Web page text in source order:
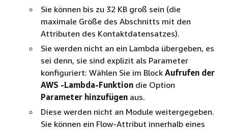
Sie können bis zu 32 KB groß sein (die
maximale Größe des Abschnitts mit den
Attributen des Kontaktdatensatzes).
Sie werden nicht an ein Lambda übergeben, es
sei denn, sie sind explizit als Parameter
konfiguriert: Wählen Sie im Block Aufrufen der
AWS -Lambda-Funktion die Option
Parameter hinzufügen aus.
Diese werden nicht an Module weitergegeben.
Sie können ein Flow-Attribut innerhalb eines